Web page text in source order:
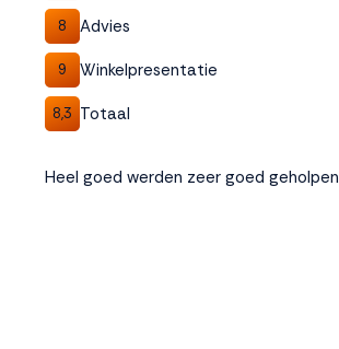
8 Advies
9 Winkelpresentatie
8,3 Totaal
Heel goed werden zeer goed geholpen